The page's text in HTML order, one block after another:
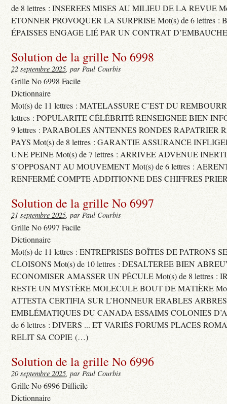
de 8 lettres : INSEREES MISES AU MILIEU DE LA REVUE
ETONNER PROVOQUER LA SURPRISE Mot(s) de 6 lettres :
ÉPAISSES ENGAGE LIÉ PAR UN CONTRAT
Solution de la grille No 6998
22 septembre 2025, par Paul Courbis
Grille No 6998 Facile
Dictionnaire
Mot(s) de 11 lettres : MATELASSURE C’EST DU
lettres : POPULARITE CÉLÉBRITÉ RENSEIGNEE BIEN
9 lettres : PARABOLES ANTENNES RONDES RAPATRIER
PAYS Mot(s) de 8 lettres : GARANTIE ASSURANCE
UNE PEINE Mot(s) de 7 lettres : ARRIVEE ADVENUE
S’OPPOSANT AU MOUVEMENT Mot(s) de 6 lettres :
RENFERMÉ COMPTE ADDITIONNE DES CHIFFRES
Solution de la grille No 6997
21 septembre 2025, par Paul Courbis
Grille No 6997 Facile
Dictionnaire
Mot(s) de 11 lettres : ENTREPRISES BOÎTES DE PATRONS
CLOISONS Mot(s) de 10 lettres : DESALTEREE BIEN
ECONOMISER AMASSER UN PÉCULE Mot(s) de 8 lettres :
RESTE UN MYSTÈRE MOLECULE BOUT DE MATIÈRE
ATTESTA CERTIFIA SUR L’HONNEUR ERABLES ARBRES
EMBLÉMATIQUES DU CANADA ESSAIMS COLONIES
de 6 lettres : DIVERS ... ET VARIÉS FORUMS PLACES
RELIT SA COPIE (…)
Solution de la grille No 6996
20 septembre 2025, par Paul Courbis
Grille No 6996 Difficile
Dictionnaire